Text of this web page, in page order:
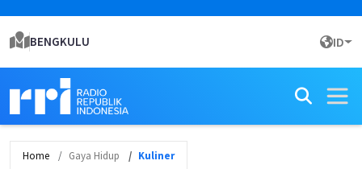
BENGKULU ID
Home Gaya Hidup Kuliner